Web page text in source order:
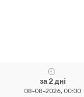
за 2 дні
08-08-2026, 00:00